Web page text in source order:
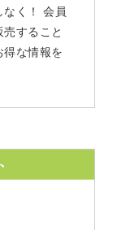
く！ 会員
すること
な情報を